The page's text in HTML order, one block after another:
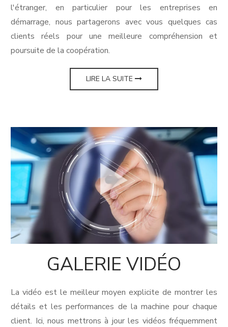
l'étranger, en particulier pour les entreprises en
démarrage, nous partagerons avec vous quelques cas
clients réels pour une meilleure compréhension et
poursuite de la coopération.
LIRE LA SUITE
GALERIE VIDÉO
La vidéo est le meilleur moyen explicite de montrer les
détails et les performances de la machine pour chaque
client. Ici, nous mettrons à jour les vidéos fréquemment